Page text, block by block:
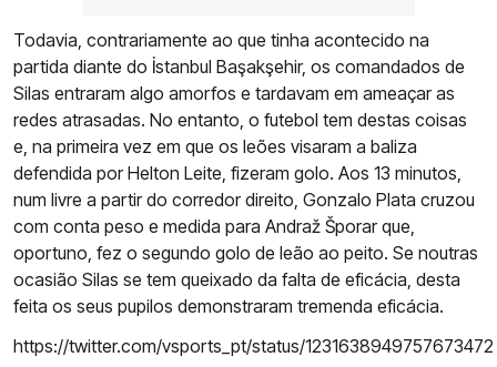
Todavia, contrariamente ao que tinha acontecido na
partida diante do İstanbul Başakşehir, os comandados de
Silas entraram algo amorfos e tardavam em ameaçar as
redes atrasadas. No entanto, o futebol tem destas coisas
e, na primeira vez em que os leões visaram a baliza
defendida por Helton Leite, fizeram golo. Aos 13 minutos,
num livre a partir do corredor direito, Gonzalo Plata cruzou
com conta peso e medida para Andraž Šporar que,
oportuno, fez o segundo golo de leão ao peito. Se noutras
ocasião Silas se tem queixado da falta de eficácia, desta
feita os seus pupilos demonstraram tremenda eficácia.
https://twitter.com/vsports_pt/status/1231638949757673472